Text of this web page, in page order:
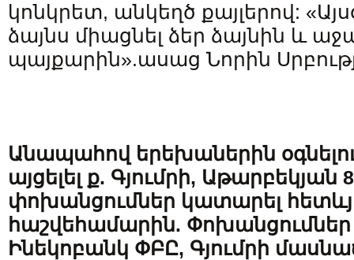
կոնկրետ, անկեղծ քայլերով:
ձայնս միացնել ձեր ձայնին և
պայքարին».ասաց Նորին
Անապահով երեխաներին
այցելել ք. Գյումրի,
փոխանցումներ կատարել
հաշվեհամարին. Փոխանցումներ
Ինեկոբանկ ՓԲԸ, Գյումրի